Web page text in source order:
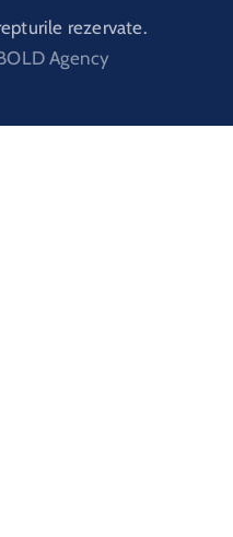
rezervate.
Agency